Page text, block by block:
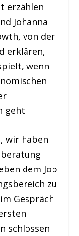
erzählen
Johanna
von der
erklären,
wenn
geht.
wir haben
dem Job
zu
Gespräch
schlossen